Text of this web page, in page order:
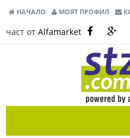
НАЧАЛО МОЯТ ПРОФИЛ
част от Alfamarket